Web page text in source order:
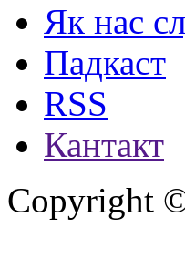
Як нас
Падкаст
RSS
Кантакт
Copyright